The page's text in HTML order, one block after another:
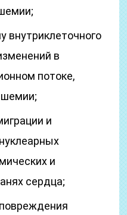
внутриклеточного
в
потоке,
и
и
сердца;